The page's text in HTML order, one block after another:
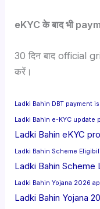
eKYC के बाद भी
30 दिन बाद official
करें।
Ladki Bahin DBT payment
Ladki Bahin e-KYC update
Ladki Bahin eKYC
Ladki Bahin Scheme
Ladki Bahin Scheme
Ladki Bahin Yojana 2026
Ladki Bahin Yojana